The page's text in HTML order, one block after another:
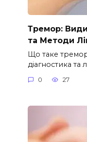
Тремор:
та Методи
Що таке
діагностика та
0 27